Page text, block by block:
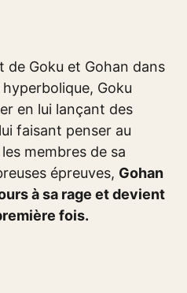
de Goku et Gohan dans
Goku
en lui lançant des
faisant penser au
membres de sa
épreuves, Gohan
à sa rage et devient
fois.